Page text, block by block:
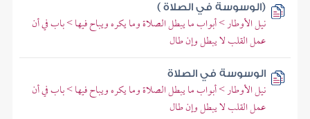
(الوسوسة في الصلاة )
نيل الأوطار > أبواب ما يبطل الصلاة وما يكره ويباح فيها > باب في أن
عمل القلب لا يبطل وإن طال
الوسوسة في الصلاة
نيل الأوطار > أبواب ما يبطل الصلاة وما يكره ويباح فيها > باب في أن
عمل القلب لا يبطل وإن طال